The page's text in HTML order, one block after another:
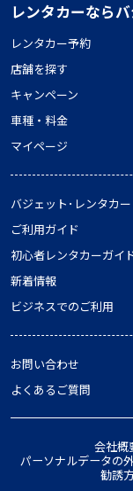
レンタカーなら
レンタカー予約
店舗を探す
キャンペーン
車種・料金
マイページ
バジェット･レンタカ
ご利用ガイド
初心者レンタカーガイ
新着情報
ビジネスでのご利用
お問い合わせ
よくあるご質問
会社概
パーソナルデータの
勧誘